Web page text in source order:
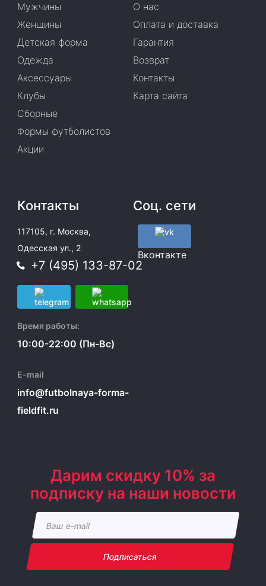
Мужчины
Женщины
Детская форма
Одежда
Аксессуары
Клубы
Сборные
Формы футболистов
Акции
О нас
Оплата и доставка
Гарантия
Возврат
Контакты
Карта сайта
Контакты
117105, г. Москва,
Одесская ул., 2
+7 (495) 133-87-02
Время работы:
10:00-22:00 (Пн-Вс)
E-mail
info@futbolnaya-forma-
fieldfit.ru
Соц. сети
Вконтакте
Дарим скидку 10% за
подписку на наши новости
Подписаться